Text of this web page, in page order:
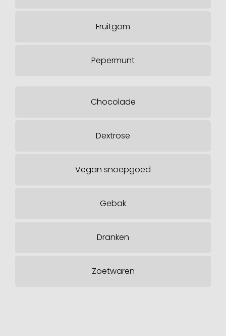
Fruitgom
Pepermunt
Chocolade
Dextrose
Vegan snoepgoed
Gebak
Dranken
Zoetwaren